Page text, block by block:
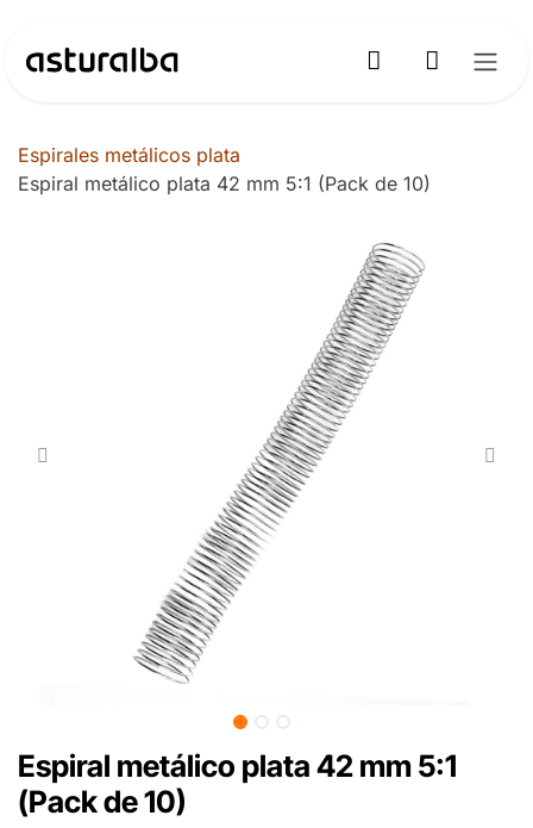
Espirales metálicos plata
Espiral metálico plata 42 mm 5:1 (Pack de 10)
Espiral metálico plata 42 mm 5:1
(Pack de 10)